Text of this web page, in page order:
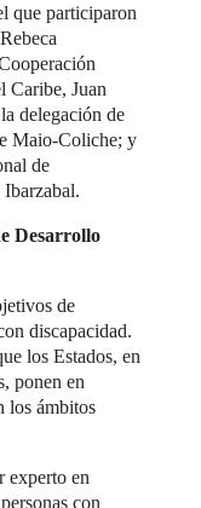
que participaron
Caribe, Juan
delegación de
Maio-Coliche; y
de
Desarrollo
de
discapacidad.
los Estados, en
ponen en
los ámbitos
experto en
con